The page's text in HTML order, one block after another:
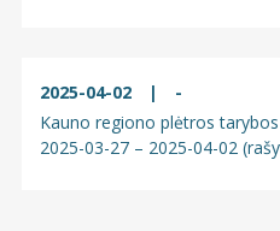
2025-04-02 |
-
Kauno regiono plėtros
2025-03-27 – 2025-04-02